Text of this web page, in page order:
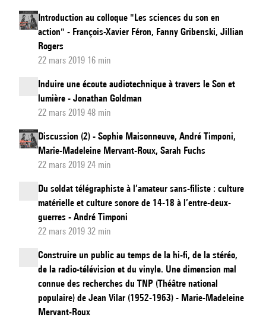
siècleIntroduction au colloque "Les sciences du son en
action" - François-Xavier Féron, Fanny Gribenski, Jillian
Rogers
22 mars 2019 16 min
Induire une écoute audiotechnique à travers le Son et
lumière - Jonathan Goldman
22 mars 2019 48 min
Discussion (2) - Sophie Maisonneuve, André Timponi,
Marie-Madeleine Mervant-Roux, Sarah Fuchs
22 mars 2019 24 min
Du soldat télégraphiste à l’amateur sans-filiste : culture
matérielle et culture sonore de 14-18 à l’entre-deux-
guerres - André Timponi
22 mars 2019 32 min
Construire un public au temps de la hi-fi, de la stéréo,
de la radio-télévision et du vinyle. Une dimension mal
connue des recherches du TNP (Théâtre national
populaire) de Jean Vilar (1952-1963) - Marie-Madeleine
Mervant-Roux